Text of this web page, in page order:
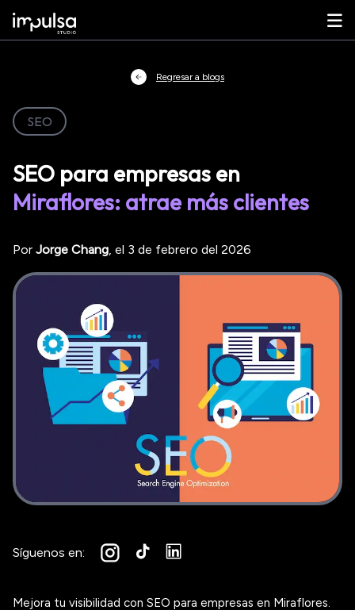
Regresar a blogs
SEO
SEO para empresas en
Miraflores: atrae más clientes
Por Jorge Chang, el 3 de febrero del 2026
Síguenos en:
Mejora tu visibilidad con SEO para empresas en Miraflores.